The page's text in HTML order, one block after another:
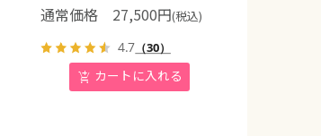
通常価格 27,500円(税込)
4.7 （30）